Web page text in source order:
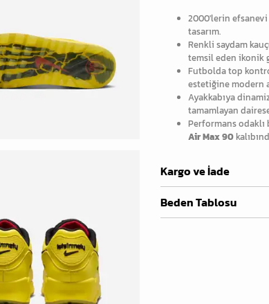
2000'lerin
tasarım.
Renkli saydam
temsil eden ikonik
Futbolda top
estetiğine modern
Ayakkabıya
tamamlayan
Performans
Air Max 90
Kargo ve İade
Beden Tablosu